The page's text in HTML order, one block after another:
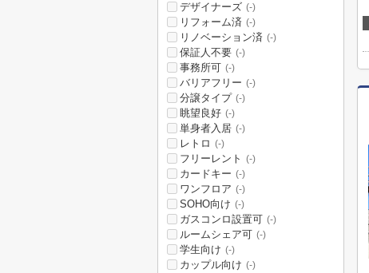
デザイナーズ (-)
リフォーム済 (-)
リノベーション済 (-)
保証人不要 (-)
事務所可 (-)
バリアフリー (-)
分譲タイプ (-)
眺望良好 (-)
単身者入居 (-)
レトロ (-)
フリーレント (-)
カードキー (-)
ワンフロア (-)
SOHO向け (-)
ガスコンロ設置可 (-)
ルームシェア可 (-)
学生向け (-)
カップル向け (-)